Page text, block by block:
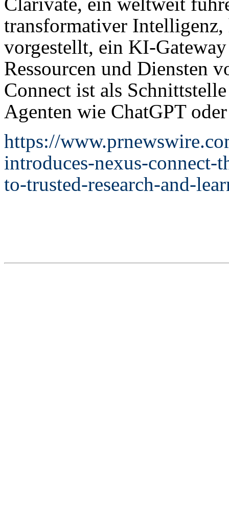
transformativer Intelligenz,
vorgestellt, ein KI-
Ressourcen und Diensten
Connect ist als
Agenten wie ChatGPT
https://
introduces-nexus-
to-trusted-research-and-